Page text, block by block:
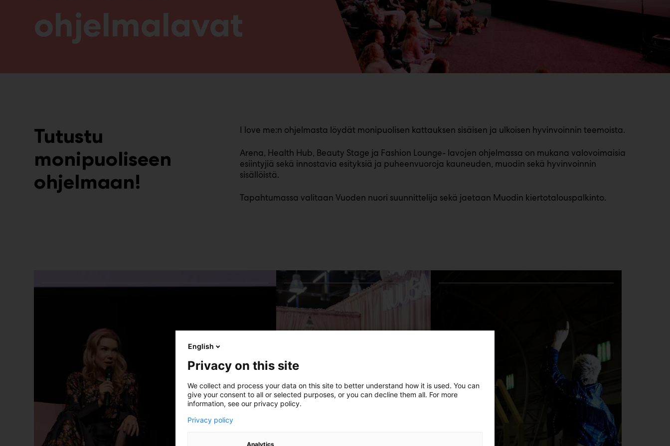
ohjelmalavat
Tutustu
monipuoliseen
ohjelmaan!
I love me:n ohjelmasta löydät monipuolisen kattauksen sisäisen ja ulkoisen hyvinvoinnin teemoista.
Arena, Health Hub, Beauty Stage ja Fashion Lounge- lavojen ohjelmassa on mukana valovoimaisia
esiintyjiä sekä innostavia esityksiä ja puheenvuoroja kauneuden, muodin sekä hyvinvoinnin
sisällöistä.
Tapahtumassa valitaan Vuoden nuori suunnittelija sekä jaetaan Muodin kiertotalouspalkinto.
English
Privacy on this site
We collect and process your data on this site to better understand how it is used. You can
give your consent to all or selected purposes, or you can decline them all. For more
information, see our privacy policy.
Privacy policy
Analytics